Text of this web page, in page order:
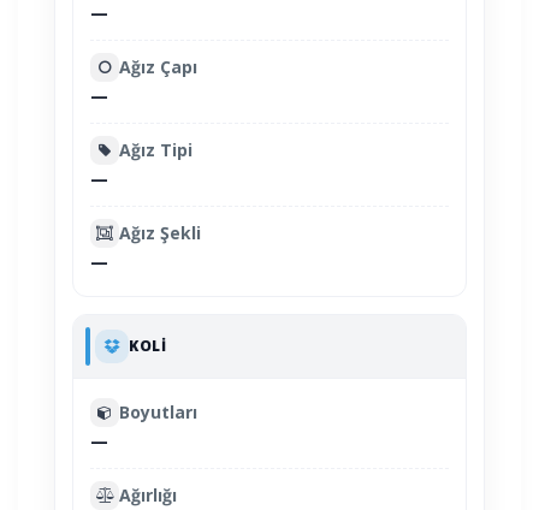
—
Ağız Çapı
—
Ağız Tipi
—
Ağız Şekli
—
KOLI
Boyutları
—
Ağırlığı